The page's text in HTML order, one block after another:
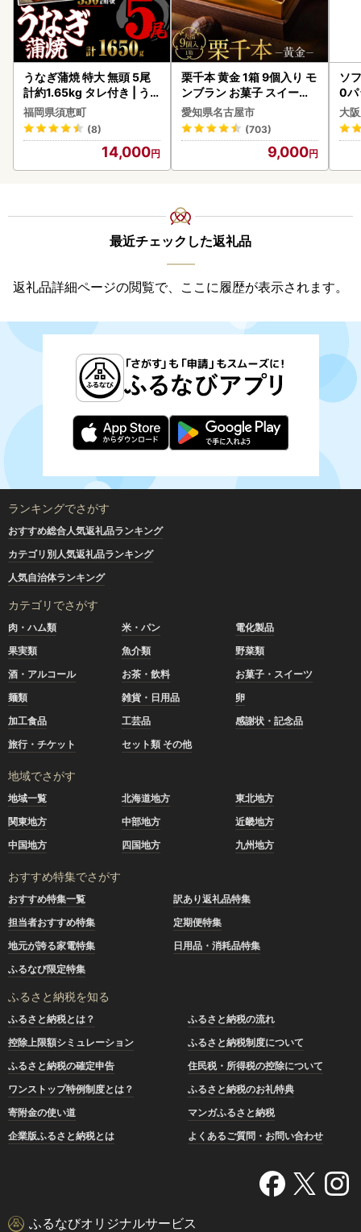
うなぎ蒲焼 特大 無頭 5尾
計約1.65kg タレ付き | う
なぎ蒲焼
福岡県須恵町
(8)
14,000
栗千本 黄金 1箱 9個入り モ
ンブラン お菓子 スイーツ
デザート モンブラン 人気
愛知県名古屋市
(703)
9,000
ソ
0
大
最近チェックした返礼品
返礼品詳細ページの閲覧で、ここに履歴が表示されます。
ランキングでさがす
おすすめ総合人気返礼品ランキング
カテゴリ別人気返礼品ランキング
人気自治体ランキング
カテゴリでさがす
肉・ハム類 米・パン
電化製品
果実類
魚介類
野菜類
酒・アルコール
お茶・飲料
お菓子・スイーツ
麺類
雑貨・日用品
卵
加工食品
工芸品
感謝状・記念品
旅行・チケット
セット類 その他
地域でさがす
地域一覧 北海道地方
東北地方
関東地方
中部地方
近畿地方
中国地方
四国地方 九州地方
おすすめ特集でさがす
おすすめ特集一覧
訳あり返礼品特集
担当者おすすめ特集
定期便特集
地元が誇る家電特集
日用品・消耗品特集
ふるなび限定特集
ふるさと納税を知る
ふるさと納税とは？
ふるさと納税の流れ
控除上限額シミュレーション
ふるさと納税制度について
ふるさと納税の確定申告
住民税・所得税の控除について
ワンストップ特例制度とは？
ふるさと納税のお礼特典
寄附金の使い道
マンガふるさと納税
企業版ふるさと納税とは
よくあるご質問・お問い合わせ
ふるなびオリジナルサービス